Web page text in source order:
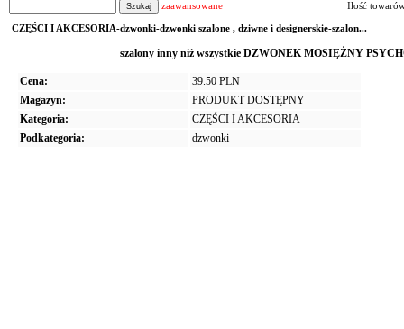
zaawansowane Ilość
CZĘŚCI I AKCESORIA-dzwonki-dzwonki szalone , dziwne i designerskie-szalon...
szalony inny niż wszystkie DZWONEK MOSIĘŻNY
Cena:
39.50 PLN
Magazyn:
PRODUKT DOSTĘPNY
Kategoria:
CZĘŚCI I AKCESORIA
Podkategoria:
dzwonki